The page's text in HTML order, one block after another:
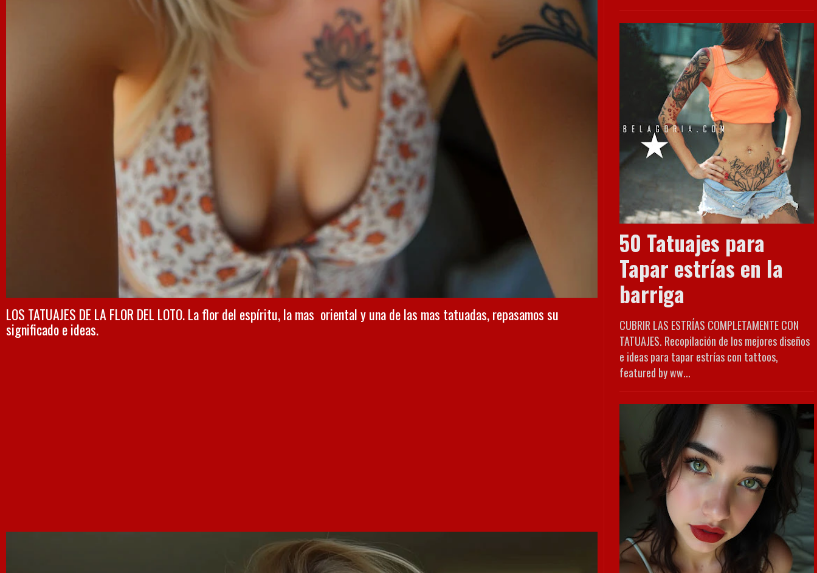
LOS TATUAJES DE LA FLOR DEL LOTO. La flor del espíritu, la mas oriental y una de las mas tatuadas, repasamos su
significado e ideas.
50 Tatuajes para
Tapar estrías en la
barriga
CUBRIR LAS ESTRÍAS COMPLETAMENTE CON
TATUAJES. Recopilación de los mejores diseños
e ideas para tapar estrías con tattoos,
featured by ww...